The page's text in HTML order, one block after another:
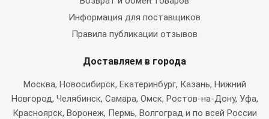
Информация для поставщиков
Правила публикации отзывов
Доставляем в города
Москва, Новосибирск, Екатеринбург, Казань, Нижний
Новгород, Челябинск, Самара, Омск, Ростов-на-Дону, Уфа,
Красноярск, Воронеж, Пермь, Волгоград и по всей России